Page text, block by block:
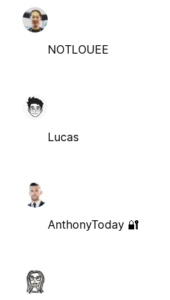
NOTLOUEE
Lucas
AnthonyToday 🔐